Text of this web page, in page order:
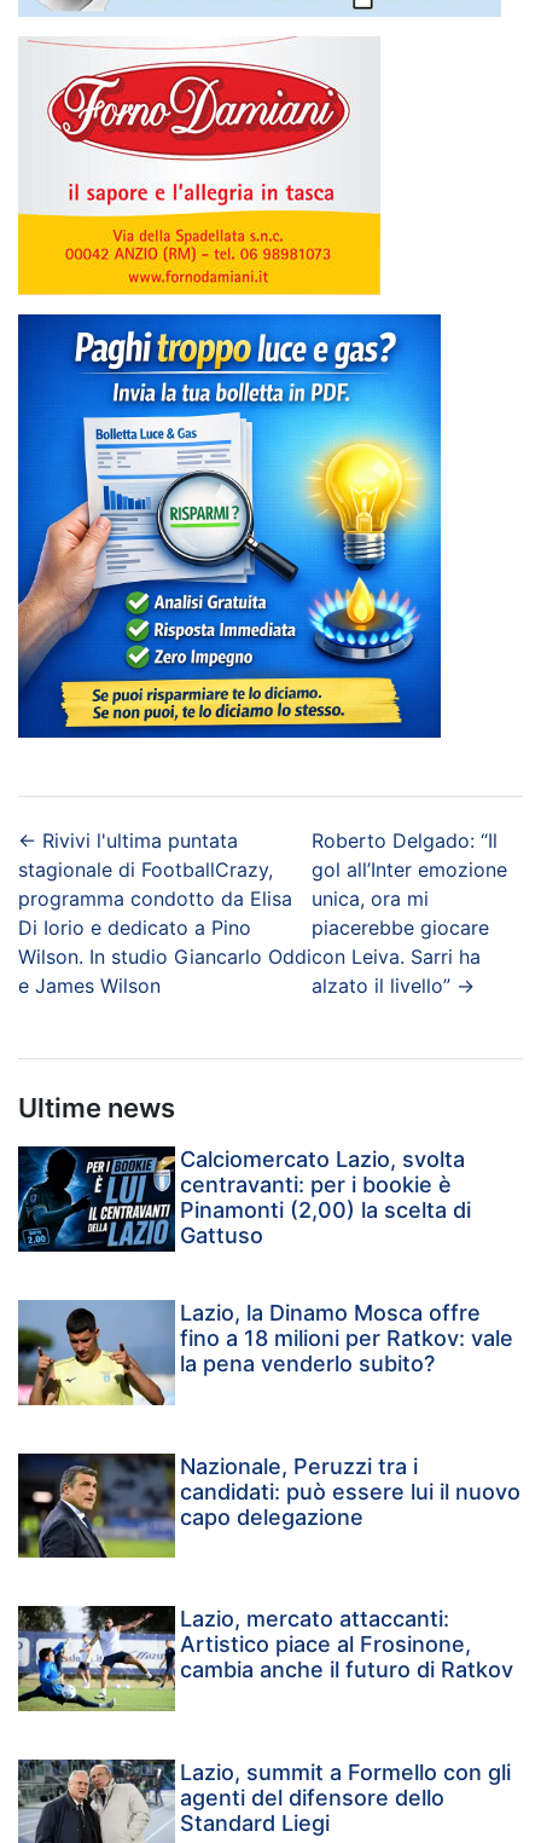
← Rivivi l'ultima puntata
stagionale di FootballCrazy,
programma condotto da Elisa
Di Iorio e dedicato a Pino
Wilson. In studio Giancarlo Oddi
e James Wilson
Roberto Delgado: “Il
gol all’Inter emozione
unica, ora mi
piacerebbe giocare
con Leiva. Sarri ha
alzato il livello” →
Ultime news
Calciomercato Lazio, svolta
centravanti: per i bookie è
Pinamonti (2,00) la scelta di
Gattuso
Lazio, la Dinamo Mosca offre
fino a 18 milioni per Ratkov: vale
la pena venderlo subito?
Nazionale, Peruzzi tra i
candidati: può essere lui il nuovo
capo delegazione
Lazio, mercato attaccanti:
Artistico piace al Frosinone,
cambia anche il futuro di Ratkov
Lazio, summit a Formello con gli
agenti del difensore dello
Standard Liegi